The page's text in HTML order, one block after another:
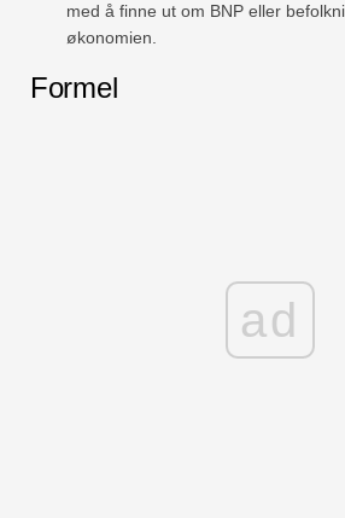
med å finne ut om BNP eller
økonomien.
Formel
ad